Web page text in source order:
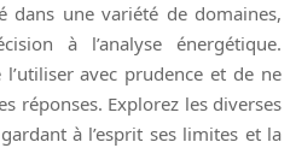
dans une variété de domaines,
à l’analyse énergétique.
avec prudence et de ne
réponses. Explorez les diverses
à l’esprit ses limites et la